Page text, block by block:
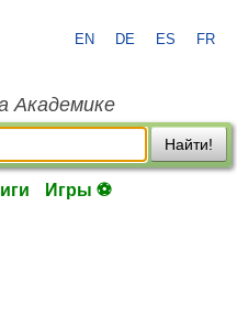
EN DE ES FR
Академике
Найти!
Игры ⚽